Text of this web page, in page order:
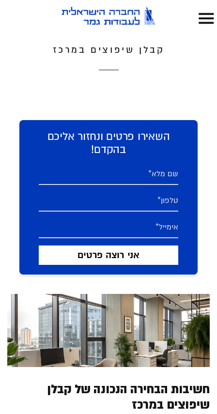
קבלן שיפוצים במרכז
השאירו פרטים ונחזור אליכם
בהקדם!
חשיבות הבחירה הנכונה של קבלן
שיפוצים במרכז